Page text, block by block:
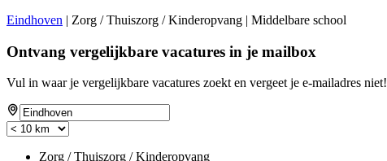
Eindhoven | Zorg / Thuiszorg / Kinderopvang | Middelbare school
Ontvang vergelijkbare vacatures in je mailbox
Vul in waar je vergelijkbare vacatures zoekt en vergeet je e-mailadres niet!
Zorg / Thuiszorg / Kinderopvang